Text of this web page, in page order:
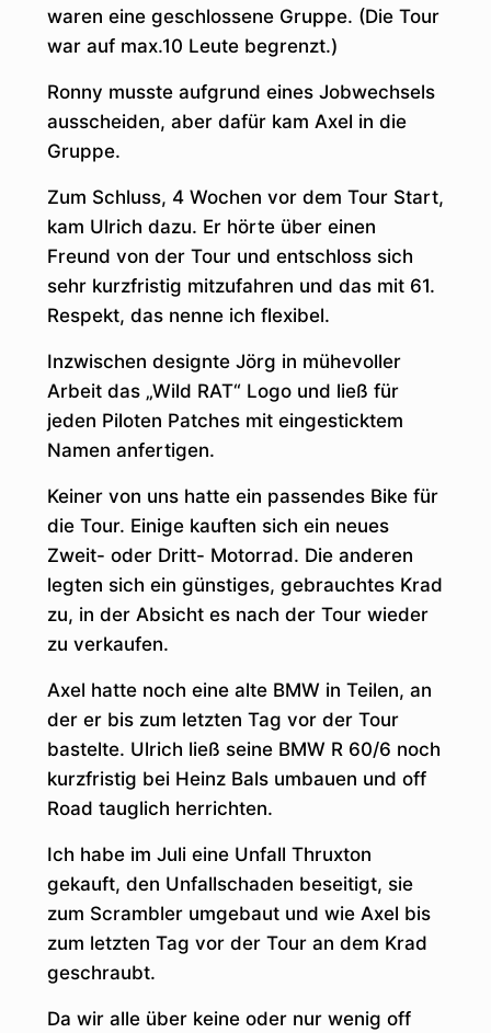
waren eine geschlossene Gruppe. (Die Tour
war auf max.10 Leute begrenzt.)
Ronny musste aufgrund eines Jobwechsels
ausscheiden, aber dafür kam Axel in die
Gruppe.
Zum Schluss, 4 Wochen vor dem Tour Start,
kam Ulrich dazu. Er hörte über einen
Freund von der Tour und entschloss sich
sehr kurzfristig mitzufahren und das mit 61.
Respekt, das nenne ich flexibel.
Inzwischen designte Jörg in mühevoller
Arbeit das „Wild RAT“ Logo und ließ für
jeden Piloten Patches mit eingesticktem
Namen anfertigen.
Keiner von uns hatte ein passendes Bike für
die Tour. Einige kauften sich ein neues
Zweit- oder Dritt- Motorrad. Die anderen
legten sich ein günstiges, gebrauchtes Krad
zu, in der Absicht es nach der Tour wieder
zu verkaufen.
Axel hatte noch eine alte BMW in Teilen, an
der er bis zum letzten Tag vor der Tour
bastelte. Ulrich ließ seine BMW R 60/6 noch
kurzfristig bei Heinz Bals umbauen und off
Road tauglich herrichten.
Ich habe im Juli eine Unfall Thruxton
gekauft, den Unfallschaden beseitigt, sie
zum Scrambler umgebaut und wie Axel bis
zum letzten Tag vor der Tour an dem Krad
geschraubt.
Da wir alle über keine oder nur wenig off